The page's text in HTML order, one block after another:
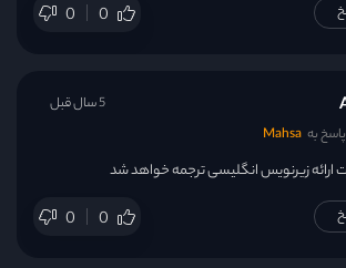
0 0
به Mahsa
ارائه زیرنویس انگلیسی ترجمه خواهد شد
0 0
5 سال قبل